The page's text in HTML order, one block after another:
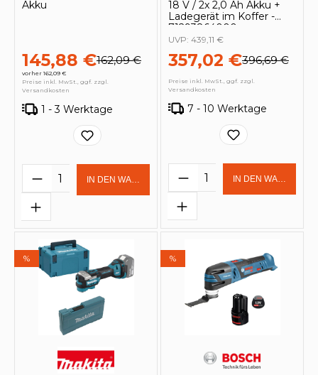
Akku
145,88 €162,09 €
vorher 162,09 €
Preise inkl. MwSt., ggf. zzgl.
Versandkosten
1 - 3 Werktage
Produkt Anzahl: Gib den
IN DEN WARENKORB
18 V / 2x 2,0 Ah Akku +
Ladegerät im Koffer -
71293864000
357,02 €396,69 €
UVP: 439,11 €
Preise inkl. MwSt., ggf. zzgl.
Versandkosten
7 - 10 Werktage
Produkt Anzahl:
IN DEN
% %